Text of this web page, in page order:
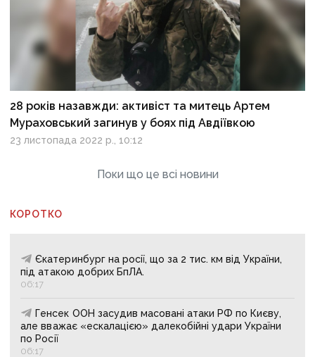
28 років назавжди: активіст та митець Артем
Мураховський загинув у боях під Авдіївкою
23 листопада 2022 р., 10:12
Поки що це всі новини
КОРОТКО
Єкатеринбург на росії, що за 2 тис. км від України,
під атакою добрих БпЛА.
06:17
Генсек ООН засудив масовані атаки РФ по Києву,
але вважає «ескалацією» далекобійні удари України
по Росії
06:17